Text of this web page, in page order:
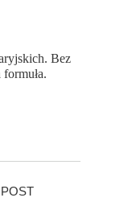
Bez